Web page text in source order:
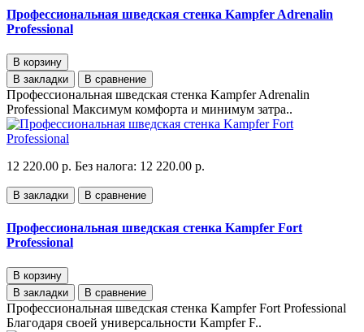
Профессиональная шведская стенка Kampfer Adrenalin
Professional
В корзину
В закладки
В сравнение
Профессиональная шведская стенка Kampfer Adrenalin
Professional Максимум комфорта и минимум затра..
12 220.00 р. Без налога: 12 220.00 р.
В закладки В сравнение
Профессиональная шведская стенка Kampfer Fort
Professional
В корзину
В закладки
В сравнение
Профессиональная шведская стенка Kampfer Fort Professional
Благодаря своей универсальности Kampfer F..